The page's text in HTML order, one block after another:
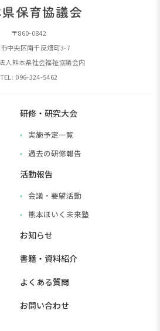
熊
本
県
保
育
協
議
〒860-0842
中央区南千反畑町3-7
人熊本県社会福祉協議会内
TEL: 096-324-5462
研修・研究大会
実施予定一覧
過去の研修報告
活動報告
会議・要望活動
熊本ほいく未来塾
お知らせ
書籍・資料紹介
よくある質問
お問い合わせ